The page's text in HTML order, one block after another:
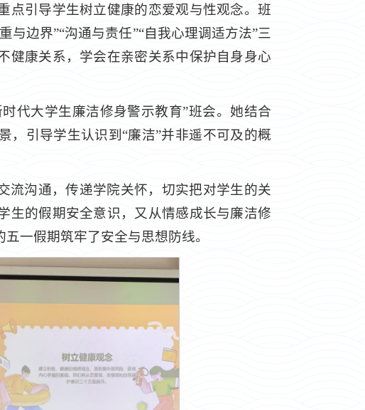
点引导学生树立健康的恋爱观与性观念。班
边界”“沟通与责任”“自我心理调适方法”三
健康关系，学会在亲密关系中保护自身身心
代大学生廉洁修身警示教育”班会。她结合
，引导学生认识到“廉洁”并非遥不可及的概
流沟通，传递学院关怀，切实把对学生的关
生的假期安全意识，又从情感成长与廉洁修
一假期筑牢了安全与思想防线。